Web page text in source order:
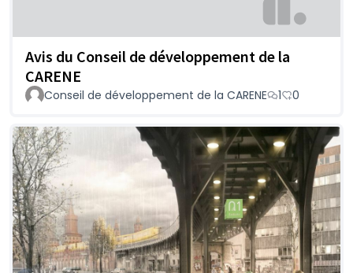
Avis du Conseil de développement de la
CARENE
Conseil de développement de la CARENE 1 0